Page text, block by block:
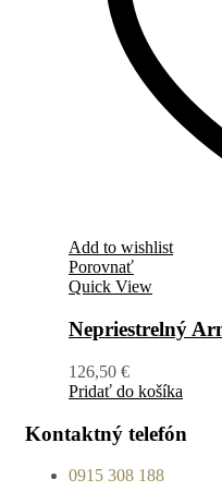
Add to wishlist
Porovnať
Quick View
Nepriestrelný
126,50 €
Pridať do košíka
Kontaktný telefón
0915 308 188